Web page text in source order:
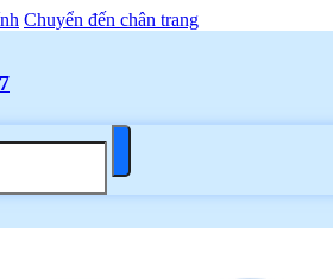
Chuyển đến chân trang